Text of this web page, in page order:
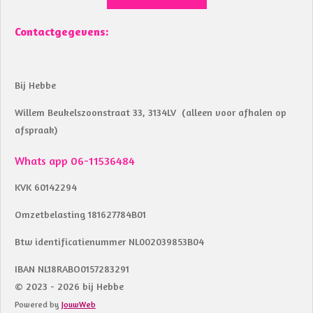
Contactgegevens:
Bij Hebbe
Willem Beukelszoonstraat 33, 3134LV (alleen voor afhalen op
afspraak)
Whats app 06-11536484
KVK 60142294
Omzetbelasting 181627784B01
Btw identificatienummer NL002039853B04
IBAN NL18RABO0157283291
© 2023 - 2026 bij Hebbe
Powered by JouwWeb